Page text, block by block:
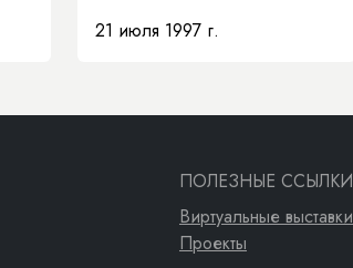
предложений
исполнения доходной
основании рекомендаций
21 июля 1997 г.
ПОЛЕЗНЫЕ ССЫЛКИ
Виртуальные выставки
Проекты